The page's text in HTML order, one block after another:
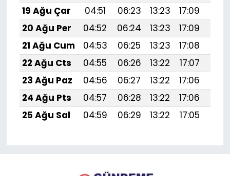
19 Ağu Çar
04:51 06:23 13:23 17:09
20 Ağu Per
04:52 06:24 13:23 17:09
21 Ağu Cum
04:53 06:25 13:23 17:08
22 Ağu Cts
04:55 06:26 13:22 17:07
23 Ağu Paz
04:56 06:27 13:22 17:06
24 Ağu Pts
04:57 06:28 13:22 17:06
25 Ağu Sal
04:59 06:29 13:22 17:05